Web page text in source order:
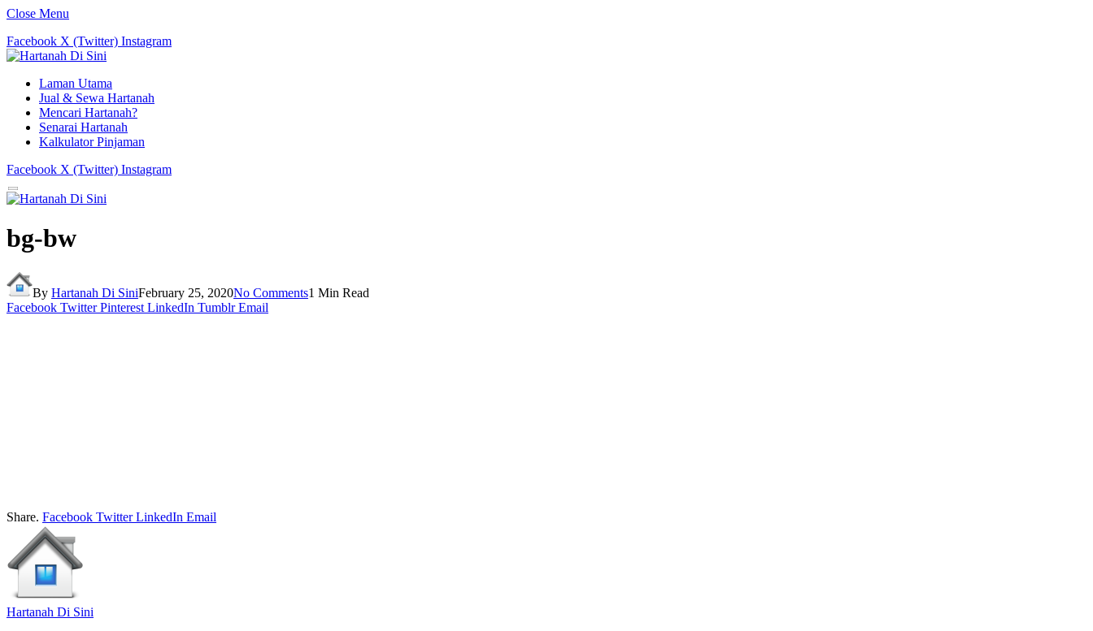
Close Menu
Facebook X (Twitter) Instagram
Laman Utama
Jual & Sewa Hartanah
Mencari Hartanah?
Senarai Hartanah
Kalkulator Pinjaman
Facebook X (Twitter) Instagram
bg-bw
By Hartanah Di SiniFebruary 25, 2020No Comments1 Min Read
Facebook Twitter Pinterest LinkedIn Tumblr Email
Share. Facebook Twitter LinkedIn Email
Hartanah Di Sini